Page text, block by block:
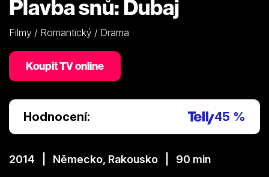
Plavba snů: Dubaj
Filmy / Romantický / Drama
Koupit TV online
Hodnocení: 45 %
2014 | Německo, Rakousko | 90 min